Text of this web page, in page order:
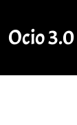
Ocio 3.0